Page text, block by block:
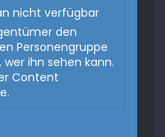
nicht verfügbar
den
Personengruppe
ihn sehen kann.
Content